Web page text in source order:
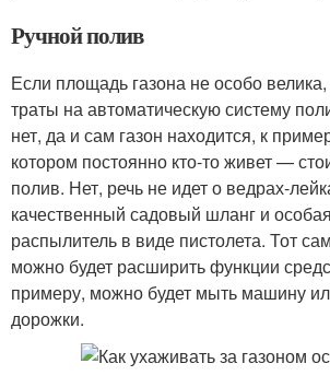
Ручной полив
Если площадь газона не особо
траты на автоматическую систему
нет, да и сам газон находится, к
котором постоянно кто-то живет —
полив. Нет, речь не идет о ведрах-
качественный садовый шланг и
распылитель в виде пистолета. Тот
можно будет расширить функции
примеру, можно будет мыть машину
дорожки.